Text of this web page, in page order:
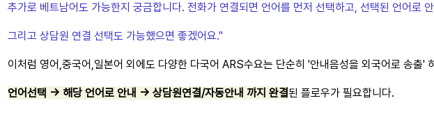
추가로 베트남어도 가능한지 궁금합니다. 전화가 연결되면 언어를 먼저 선택하고, 선택된 언어로
그리고 상담원 연결 선택도 가능했으면 좋겠어요."
이처럼 영어,중국어,일본어 외에도 다양한 다국어 ARS수요는 단순히 '안내음성을 외국어로 송출'
언어선택 → 해당 언어로 안내 → 상담원연결/자동안내 까지 완결된 플로우가 필요합니다.